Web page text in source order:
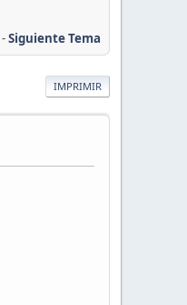
-Siguiente Tema
IMPRIMIR